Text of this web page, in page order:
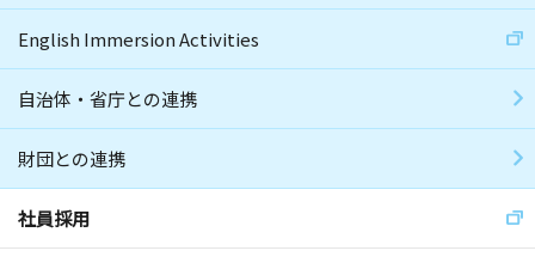
English Immersion Activities
自治体・省庁との連携
財団との連携
社員採用